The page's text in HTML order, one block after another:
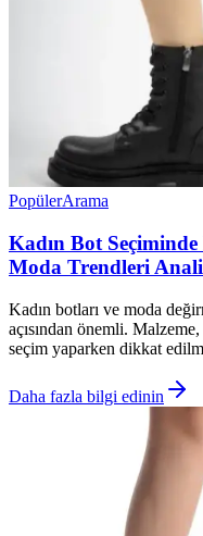
PopülerArama
Kadın Bot
Moda Trendleri
Kadın botları ve moda
açısından önemli.
seçim yaparken dikkat
Daha fazla bilgi edinin